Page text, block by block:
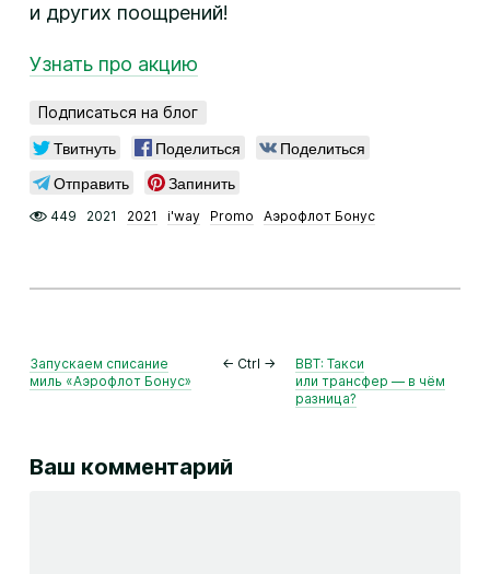
и других поощрений!
Узнать про акцию
Подписаться на блог
Твитнуть Поделиться
Поделиться
Отправить
Запинить
449 2021 2021 i'way Promo Аэрофлот Бонус
Запускаем списание
миль «Аэрофлот Бонус»
← Ctrl →
BBT: Такси
или трансфер — в чём
разница?
Ваш комментарий